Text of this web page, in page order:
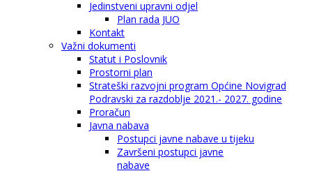
Jedinstveni upravni odjel
Plan rada JUO
Kontakt
Važni dokumenti
Statut i Poslovnik
Prostorni plan
Strateški razvojni program Općine Novigrad
Podravski za razdoblje 2021.- 2027. godine
Proračun
Javna nabava
Postupci javne nabave u tijeku
Završeni postupci javne
nabave